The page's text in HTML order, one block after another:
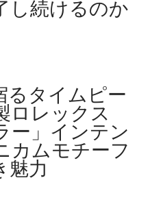
し続けるのか
るタイムピー
ロレックス
ー」インテン
カムモチーフ
魅力